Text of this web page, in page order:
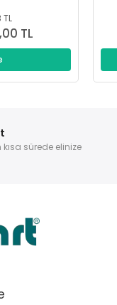
TL
TL
sürede elinize